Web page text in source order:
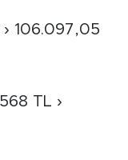
106.097,05
TL ›